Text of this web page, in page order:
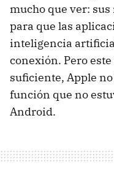
mucho que ver:
para que las
inteligencia
conexión. Pero
suficiente, Apple
función que no
Android.